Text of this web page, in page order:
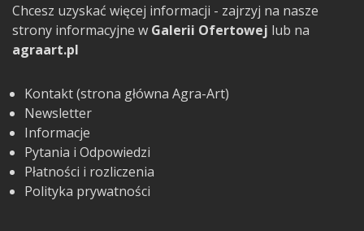
Chcesz uzyskać więcej informacji - zajrzyj na nasze
strony informacyjne w Galerii Ofertowej lub na
agraart.pl
Kontakt (strona główna Agra-Art)
Newsletter
Informacje
Pytania i Odpowiedzi
Płatności i rozliczenia
Polityka prywatności